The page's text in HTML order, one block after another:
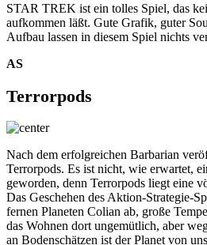
STAR TREK ist ein tolles Spiel, das
aufkommen läßt. Gute Grafik, guter
Aufbau lassen in diesem Spiel nichts
AS
Terrorpods
Nach dem erfolgreichen Barbarian
Terrorpods. Es ist nicht, wie erwartet,
geworden, denn Terrorpods liegt eine
Das Geschehen des Aktion-Strategie-
fernen Planeten Colian ab, große
das Wohnen dort ungemütlich, aber
an Bodenschätzen ist der Planet von